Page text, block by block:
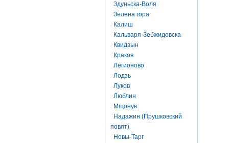
Здуньска-Воля
Зелена гора
Калиш
Кальваря-Зебжидовска
Квидзын
Краков
Легионово
Лодзь
Луков
Люблин
Мщонув
Надажин (Прушковский
повят)
Новы-Тарг